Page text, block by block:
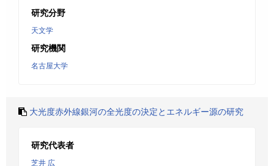
研究分野
天文学
研究機関
名古屋大学
大光度赤外線銀河の全光度の決定とエネルギー源の研究
研究代表者
芝井 広